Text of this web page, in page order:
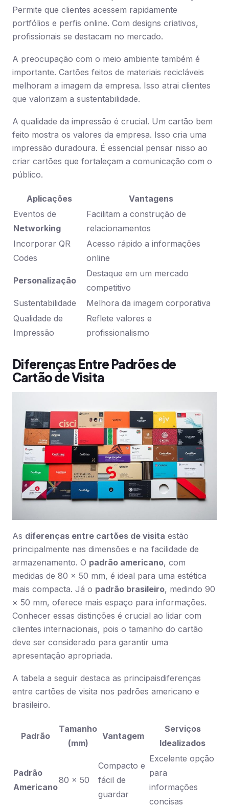
Permite que clientes acessem rapidamente
portfólios e perfis online. Com designs criativos,
profissionais se destacam no mercado.
A preocupação com o meio ambiente também é
importante. Cartões feitos de materiais recicláveis
melhoram a imagem da empresa. Isso atrai clientes
que valorizam a sustentabilidade.
A qualidade da impressão é crucial. Um cartão bem
feito mostra os valores da empresa. Isso cria uma
impressão duradoura. É essencial pensar nisso ao
criar cartões que fortaleçam a comunicação com o
público.
Aplicações
Vantagens
Eventos de
Networking
Facilitam a construção de
relacionamentos
Incorporar QR
Codes
Acesso rápido a informações
online
Personalização
Destaque em um mercado
competitivo
Sustentabilidade
Melhora da imagem corporativa
Qualidade de
Impressão
Reflete valores e
profissionalismo
Diferenças Entre Padrões de
Cartão de Visita
As diferenças entre cartões de visita estão
principalmente nas dimensões e na facilidade de
armazenamento. O padrão americano, com
medidas de 80 × 50 mm, é ideal para uma estética
mais compacta. Já o padrão brasileiro, medindo 90
× 50 mm, oferece mais espaço para informações.
Conhecer essas distinções é crucial ao lidar com
clientes internacionais, pois o tamanho do cartão
deve ser considerado para garantir uma
apresentação apropriada.
A tabela a seguir destaca as principaisdiferenças
entre cartões de visita nos padrões americano e
brasileiro.
Padrão
Tamanho
(mm)
Vantagem
Serviços
Idealizados
Padrão
Americano
80 × 50
Compacto e
fácil de
guardar
Excelente opção
para
informações
concisas